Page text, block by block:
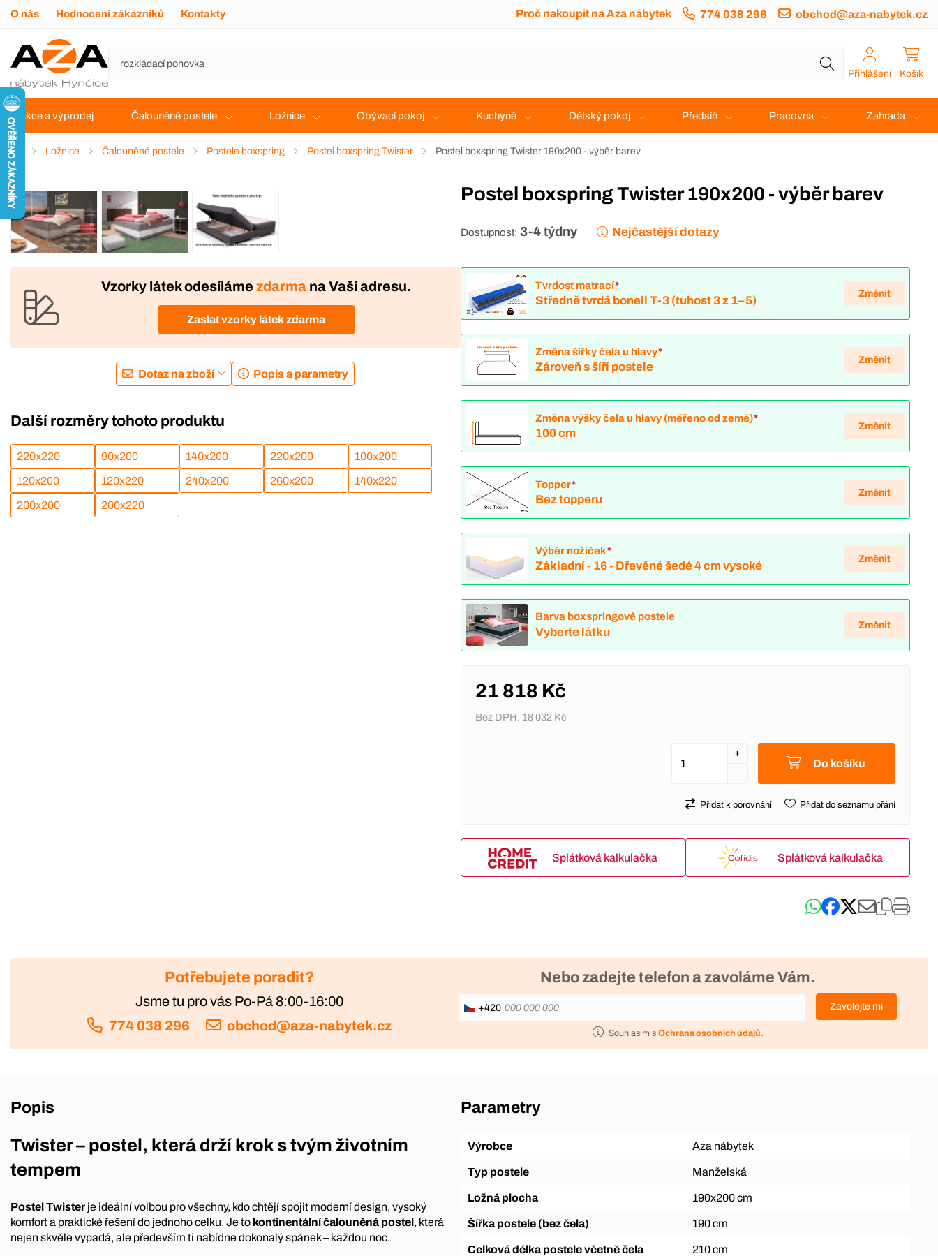
O nás Hodnocení zákazníků Kontakty Proč nakoupit na Aza nábytek 774 038 296 obchod@aza-nabytek.cz
Přihlášení Košík
Akce a výprodej Čalouněné postele Ložnice Obývací pokoj Kuchyně Dětský pokoj Předsíň Pracovna Zahrada
Ložnice Čalouněné postele Postele boxspring Postel boxspring Twister Postel boxspring Twister 190x200 - výběr barev
VÝROBA
Vzorky látek odesílámezdarma na Vaší adresu.
Zaslat vzorky látek zdarma
Dotaz na zboží Popis a parametry
Další rozměry tohoto produktu
220x220 90x200 140x200 220x200 100x200
120x200 120x220 240x200 260x200 140x220
200x200 200x220
Postel boxspring Twister 190x200 - výběr barev
Dostupnost: 3-4 týdny Nejčastější dotazy
Tvrdost matrací*
Středně tvrdá bonell T-3 (tuhost 3 z 1–5)
Změnit
Změna šířky čela u hlavy*
Zároveň s šíří postele
Změnit
Změna výšky čela u hlavy (měřeno od země)*
100 cm
Změnit
Topper*
Bez topperu
Změnit
Výběr nožiček*
Základní - 16 - Dřevěné šedé 4 cm vysoké
Změnit
Barva boxspringové postele
Vyberte látku
Změnit
21 818 Kč
Bez DPH: 18 032 Kč
Do košíku
Přidat k porovnání Přidat do seznamu přání
Splátková kalkulačka Splátková kalkulačka
Potřebujete poradit?
Jsme tu pro vás Po-Pá 8:00-16:00
774 038 296
obchod@aza-nabytek.cz
Nebo zadejte telefon a zavoláme Vám.
+420 Zavolejte mi
Souhlasím s Ochrana osobních údajů.
Popis
Twister – postel, která drží krok s tvým životním
tempem
Postel Twister je ideální volbou pro všechny, kdo chtějí spojit moderní design, vysoký
komfort a praktické řešení do jednoho celku. Je to kontinentální čalouněná postel, která
nejen skvěle vypadá, ale především ti nabídne dokonalý spánek – každou noc.
Parametry
Výrobce Aza nábytek
Typ postele Manželská
Ložná plocha 190x200 cm
Šířka postele (bez čela) 190 cm
Celková délka postele včetně čela 210 cm